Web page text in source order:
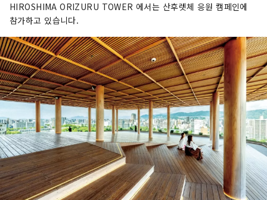
HIROSHIMA ORIZURU TOWER 에서는 산후렛체 응원 캠페인에
참가하고 있습니다.